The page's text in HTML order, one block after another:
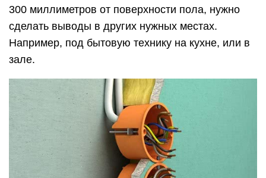
300 миллиметров от поверхности пола, нужно
сделать выводы в других нужных местах.
Например, под бытовую технику на кухне, или в
зале.